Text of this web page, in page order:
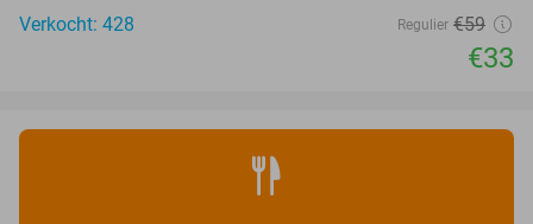
Verkocht: 428
Regulier €59
€33